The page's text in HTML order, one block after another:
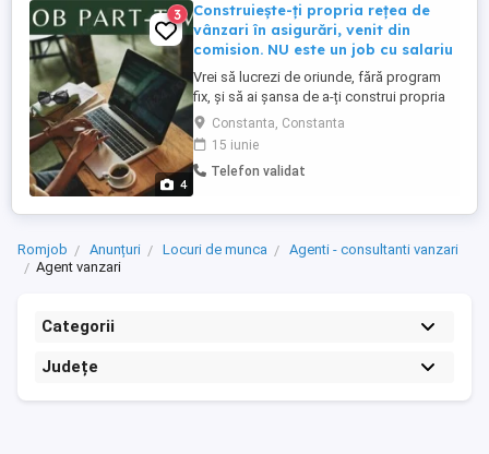
4
3
Construiește-ți propria rețea de
vânzari în asigurări, venit din
comision. NU este un job cu salariu
Vrei să lucrezi de oriunde, fără program
fix, și să ai șansa de a-ți construi propria
carieră în domeniul asigurărilor? Aceasta
nu este o ofertă clasică de job, ci o
oportunitate antreprenorială bazată pe
comision perfectă pentru cei care vor
Nu necesita experimenta ...
Constanta, Constanta
15 iunie
Telefon validat
Romjob Anunțuri Locuri de munca
Agenti - consultanti vanzari
Agent vanzari
Categorii
Județe